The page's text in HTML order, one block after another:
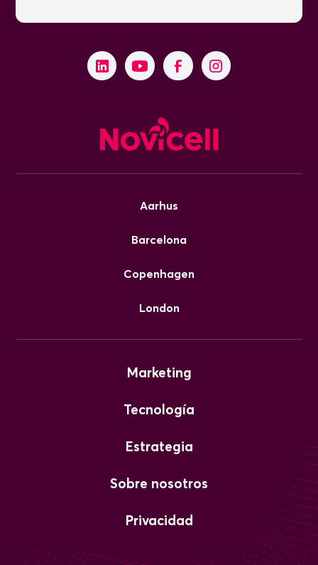
Aarhus
Barcelona
Copenhagen
London
Marketing
Tecnología
Estrategia
Sobre nosotros
Privacidad